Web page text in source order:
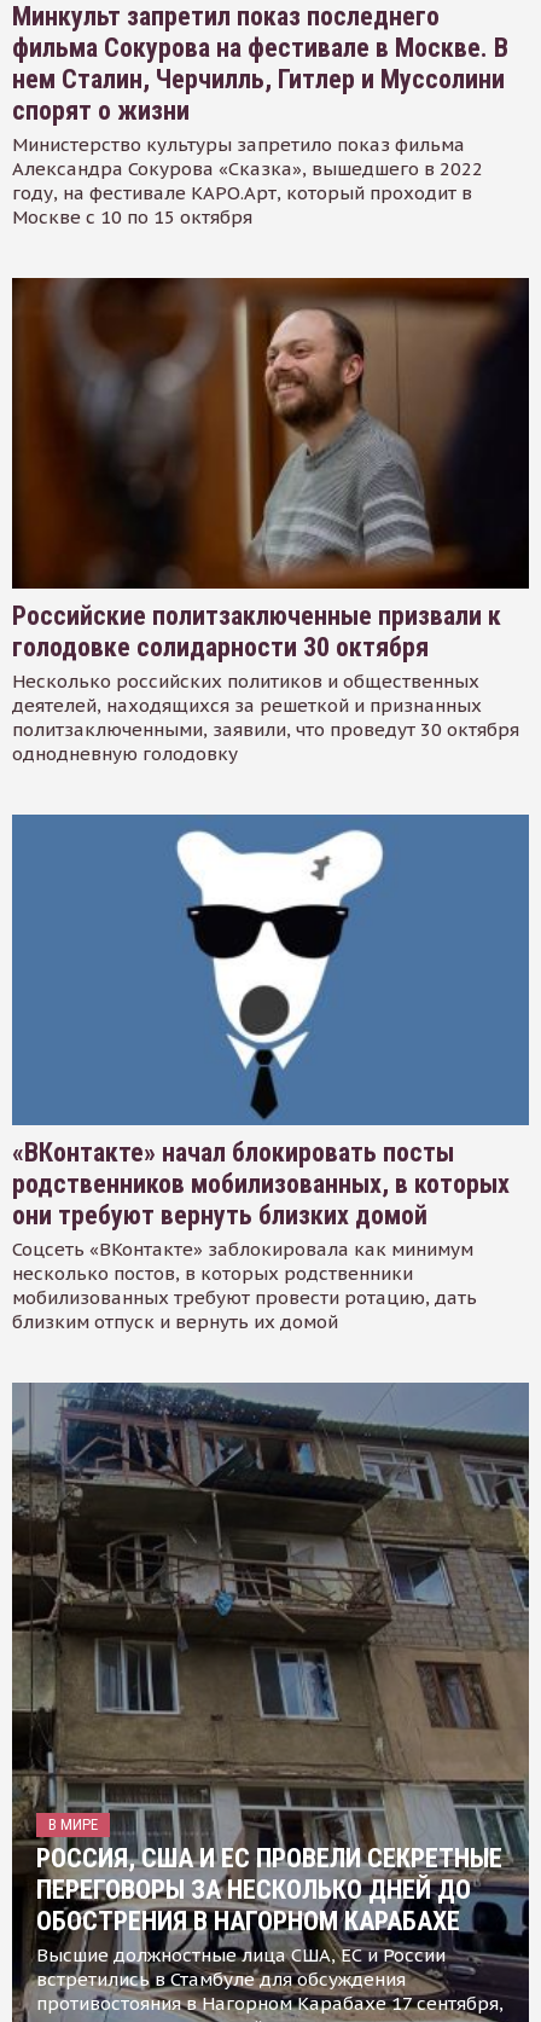
Минкульт запретил показ последнего
фильма Сокурова на фестивале в Москве. В
нем Сталин, Черчилль, Гитлер и Муссолини
спорят о жизни
Министерство культуры запретило показ фильма
Александра Сокурова «Сказка», вышедшего в 2022
году, на фестивале КАРО.Арт, который проходит в
Москве с 10 по 15 октября
Российские политзаключенные призвали к
голодовке солидарности 30 октября
Несколько российских политиков и общественных
деятелей, находящихся за решеткой и признанных
политзаключенными, заявили, что проведут 30 октября
однодневную голодовку
«ВКонтакте» начал блокировать посты
родственников мобилизованных, в которых
они требуют вернуть близких домой
Соцсеть «ВКонтакте» заблокировала как минимум
несколько постов, в которых родственники
мобилизованных требуют провести ротацию, дать
близким отпуск и вернуть их домой
В МИРЕ
РОССИЯ, США И ЕС ПРОВЕЛИ СЕКРЕТНЫЕ
ПЕРЕГОВОРЫ ЗА НЕСКОЛЬКО ДНЕЙ ДО
ОБОСТРЕНИЯ В НАГОРНОМ КАРАБАХЕ
Высшие должностные лица США, ЕС и России
встретились в Стамбуле для обсуждения
противостояния в Нагорном Карабахе 17 сентября,